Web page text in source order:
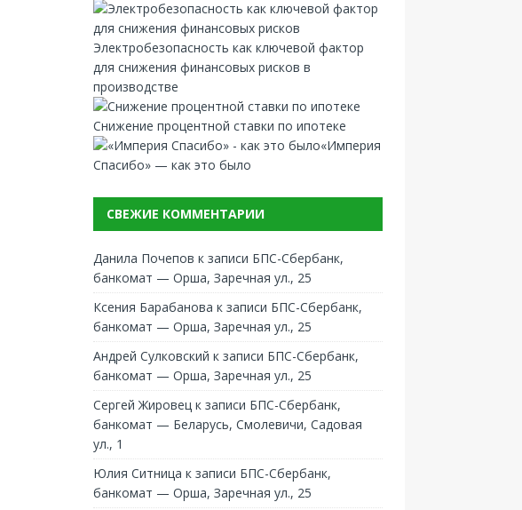
Электробезопасность как ключевой фактор
для снижения финансовых рисков в
производстве
Снижение процентной ставки по ипотеке
«Империя
Спасибо» — как это было
СВЕЖИЕ КОММЕНТАРИИ
Данила Почепов к записи БПС-Сбербанк,
банкомат — Орша, Заречная ул., 25
Ксения Барабанова к записи БПС-Сбербанк,
банкомат — Орша, Заречная ул., 25
Андрей Сулковский к записи БПС-Сбербанк,
банкомат — Орша, Заречная ул., 25
Сергей Жировец к записи БПС-Сбербанк,
банкомат — Беларусь, Смолевичи, Садовая
ул., 1
Юлия Ситница к записи БПС-Сбербанк,
банкомат — Орша, Заречная ул., 25